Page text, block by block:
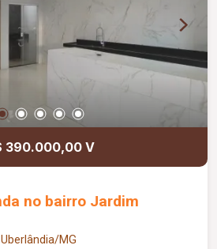
390.000,00 V
no bairro Jardim
MG